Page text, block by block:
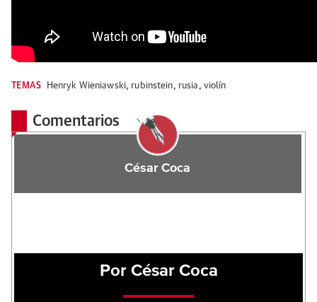
TEMAS Henryk Wieniawski, rubinstein, rusia , violín
Comentarios
César Coca
Por César Coca